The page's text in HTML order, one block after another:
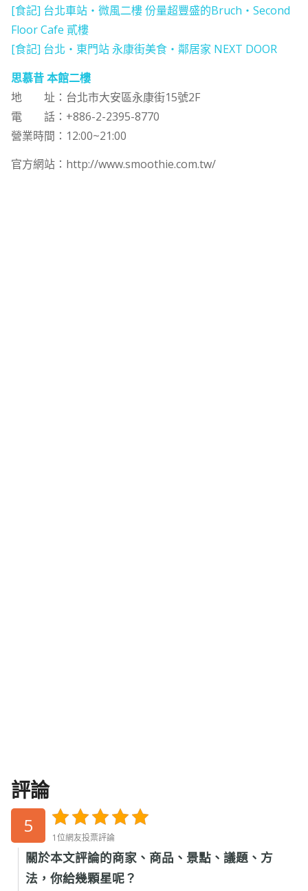
[食記] 台北車站‧微風二樓 份量超豐盛的Bruch‧Second
Floor Cafe 貳樓
[食記] 台北‧東門站 永康街美食‧鄰居家 NEXT DOOR
思慕昔 本館二樓
地 址：台北市大安區永康街15號2F
電 話：+886-2-2395-8770
營業時間：12:00~21:00
官方網站：http://www.smoothie.com.tw/
評論
5
1位網友投票評論
關於本文評論的商家、商品、景點、議題、方
法，你給幾顆星呢？